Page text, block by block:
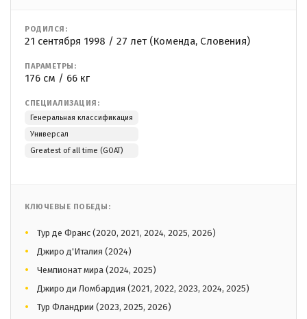
РОДИЛСЯ:
21 сентября 1998 / 27 лет (Коменда, Словения)
ПАРАМЕТРЫ:
176 см / 66 кг
СПЕЦИАЛИЗАЦИЯ:
Генеральная классификация
Универсал
Greatest of all time (GOAT)
КЛЮЧЕВЫЕ ПОБЕДЫ:
Тур де Франс (2020, 2021, 2024, 2025, 2026)
Джиро д'Италия (2024)
Чемпионат мира (2024, 2025)
Джиро ди Ломбардия (2021, 2022, 2023, 2024, 2025)
Тур Фландрии (2023, 2025, 2026)